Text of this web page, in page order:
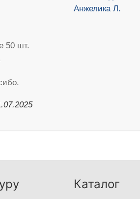
50 шт.
Каталог